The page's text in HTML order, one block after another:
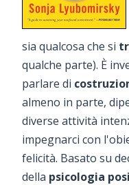
sia qualcosa che si
qualche parte). È
parlare di
almeno in parte,
diverse attività
impegnarci con
felicità. Basato su
della psicologia